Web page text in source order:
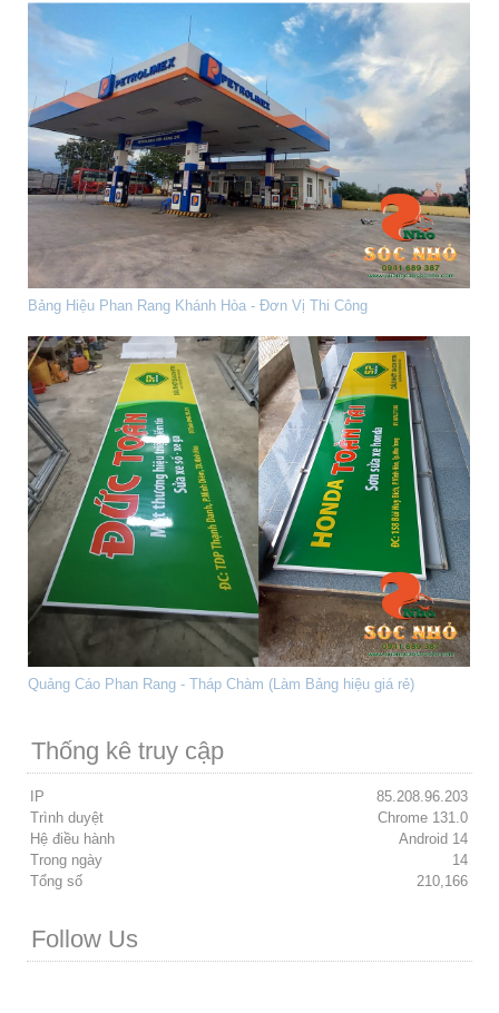
Bảng Hiệu Phan Rang Khánh Hòa - Đơn Vị Thi Công
Quảng Cáo Phan Rang - Tháp Chàm (Làm Bảng hiệu giá rẻ)
Thống kê truy cập
IP
85.208.96.203
Trình duyệt
Chrome 131.0
Hệ điều hành
Android 14
Trong ngày
14
Tổng số
210,166
Follow Us